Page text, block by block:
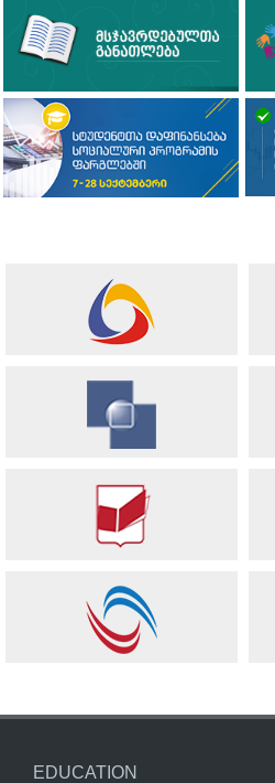
EDUCATION